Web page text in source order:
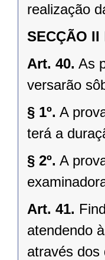
realização
SECÇÃO II
Art. 40. As
versarão
§ 1º. A
terá a
§ 2º. A
Art. 41.
atendendo
através dos